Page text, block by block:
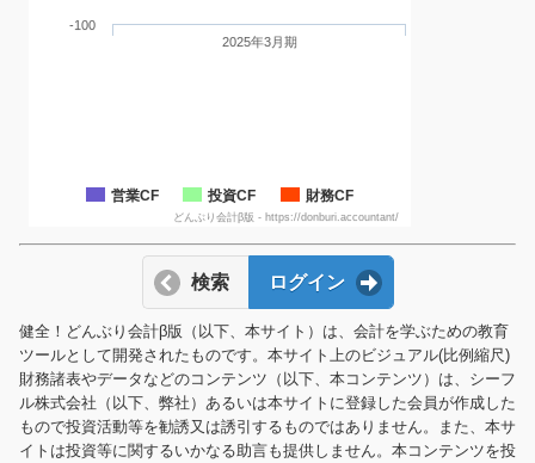
営業CF 投資CF 財務CF
2025年3月期
-100
どんぶり会計β版 - https://donburi.accountant/
検索 ログイン
健全！どんぶり会計β版（以下、本サイト）は、会計を学ぶための教育
ツールとして開発されたものです。本サイト上のビジュアル(比例縮尺)
財務諸表やデータなどのコンテンツ（以下、本コンテンツ）は、シーフ
ル株式会社（以下、弊社）あるいは本サイトに登録した会員が作成した
もので投資活動等を勧誘又は誘引するものではありません。また、本サ
イトは投資等に関するいかなる助言も提供しません。本コンテンツを投